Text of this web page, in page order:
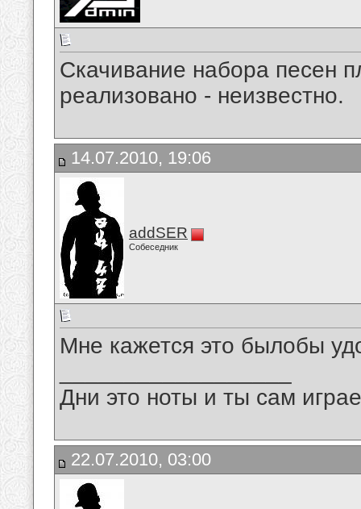
Скачивание набора песен
реализовано - неизвестно.
14.07.2010, 19:06
addSER
Собеседник
Мне кажется это былобы
Дни это ноты и ты сам
22.07.2010, 03:00